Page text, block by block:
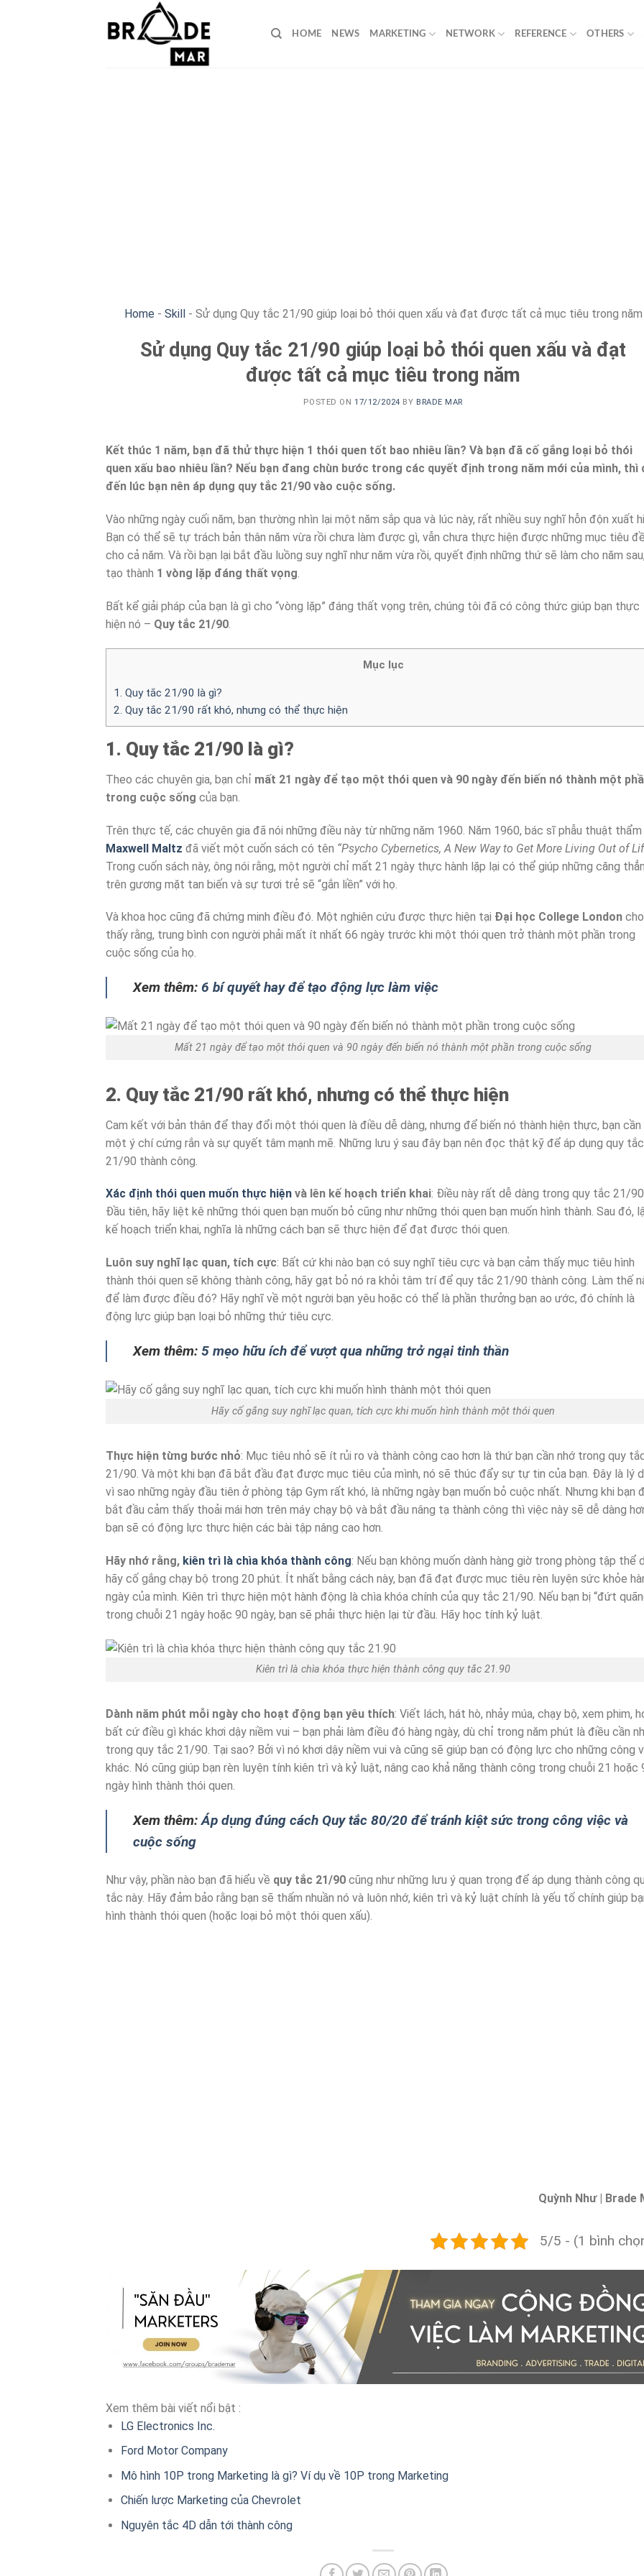
HOME NEWS MARKETING NETWORK REFERENCE OTHERS
Home - Skill- Sử dụng Quy tắc 21/90 giúp loại bỏ thói quen xấu và đạt được tất cả mục tiêu trong năm
Sử dụng Quy tắc 21/90 giúp loại bỏ thói quen xấu và đạt
được tất cả mục tiêu trong năm
POSTED ON17/12/2024 BY BRADE MAR
Kết thúc 1 năm, bạn đã thử thực hiện 1 thói quen tốt bao nhiêu lần? Và bạn đã cố gắng loại bỏ thói
quen xấu bao nhiêu lần? Nếu bạn đang chùn bước trong các quyết định trong năm mới của mình, thì
đến lúc bạn nên áp dụng quy tắc 21/90 vào cuộc sống.
Vào những ngày cuối năm, bạn thường nhìn lại một năm sắp qua và lúc này, rất nhiều suy nghĩ hỗn độn xuất
Bạn có thể sẽ tự trách bản thân năm vừa rồi chưa làm được gì, vẫn chưa thực hiện được những mục tiêu
cho cả năm. Và rồi bạn lại bắt đầu luồng suy nghĩ như năm vừa rồi, quyết định những thứ sẽ làm cho năm sau,
tạo thành 1 vòng lặp đáng thất vọng.
Bất kể giải pháp của bạn là gì cho “vòng lặp” đáng thất vọng trên, chúng tôi đã có công thức giúp bạn thực
hiện nó – Quy tắc 21/90.
Mục lục
1. Quy tắc 21/90 là gì?
2. Quy tắc 21/90 rất khó, nhưng có thể thực hiện
1. Quy tắc 21/90 là gì?
Theo các chuyên gia, bạn chỉ mất 21 ngày để tạo một thói quen và 90 ngày đến biến nó thành một
trong cuộc sống của bạn.
Trên thực tế, các chuyên gia đã nói những điều này từ những năm 1960. Năm 1960, bác sĩ phẫu thuật
Maxwell Maltz đã viết một cuốn sách có tên “Psycho Cybernetics, A New Way to Get More Living Out of
Trong cuốn sách này, ông nói rằng, một người chỉ mất 21 ngày thực hành lặp lại có thể giúp những căng
trên gương mặt tan biến và sự tươi trẻ sẽ “gắn liền” với họ.
Và khoa học cũng đã chứng minh điều đó. Một nghiên cứu được thực hiện tại Đại học College London cho
thấy rằng, trung bình con người phải mất ít nhất 66 ngày trước khi một thói quen trở thành một phần trong
cuộc sống của họ.
Xem thêm: 6 bí quyết hay để tạo động lực làm việc
Mất 21 ngày để tạo một thói quen và 90 ngày đến biến nó thành một phần trong cuộc sống
2. Quy tắc 21/90 rất khó, nhưng có thể thực hiện
Cam kết với bản thân để thay đổi một thói quen là điều dễ dàng, nhưng để biến nó thành hiện thực, bạn cần
một ý chí cứng rắn và sự quyết tâm mạnh mẽ. Những lưu ý sau đây bạn nên đọc thật kỹ để áp dụng quy tắc
21/90 thành công.
Xác định thói quen muốn thực hiện và lên kế hoạch triển khai: Điều này rất dễ dàng trong quy tắc 21/
Đầu tiên, hãy liệt kê những thói quen bạn muốn bỏ cũng như những thói quen bạn muốn hình thành. Sau đó,
kế hoạch triển khai, nghĩa là những cách bạn sẽ thực hiện để đạt được thói quen.
Luôn suy nghĩ lạc quan, tích cực: Bất cứ khi nào bạn có suy nghĩ tiêu cực và bạn cảm thấy mục tiêu hình
thành thói quen sẽ không thành công, hãy gạt bỏ nó ra khỏi tâm trí để quy tắc 21/90 thành công. Làm thế
để làm được điều đó? Hãy nghĩ về một người bạn yêu hoặc có thể là phần thưởng bạn ao ước, đó chính là
động lực giúp bạn loại bỏ những thứ tiêu cực.
Xem thêm: 5 mẹo hữu ích để vượt qua những trở ngại tinh thần
Hãy cố gắng suy nghĩ lạc quan, tích cực khi muốn hình thành một thói quen
Thực hiện từng bước nhỏ: Mục tiêu nhỏ sẽ ít rủi ro và thành công cao hơn là thứ bạn cần nhớ trong quy
21/90. Và một khi bạn đã bắt đầu đạt được mục tiêu của mình, nó sẽ thúc đẩy sự tự tin của bạn. Đây là lý
vì sao những ngày đầu tiên ở phòng tập Gym rất khó, là những ngày bạn muốn bỏ cuộc nhất. Nhưng khi bạn
bắt đầu cảm thấy thoải mái hơn trên máy chạy bộ và bắt đầu nâng tạ thành công thì việc này sẽ dễ dàng
bạn sẽ có động lực thực hiện các bài tập nâng cao hơn.
Hãy nhớ rằng, kiên trì là chìa khóa thành công: Nếu bạn không muốn dành hàng giờ trong phòng tập thể
hãy cố gắng chạy bộ trong 20 phút. Ít nhất bằng cách này, bạn đã đạt được mục tiêu rèn luyện sức khỏe
ngày của mình. Kiên trì thực hiện một hành động là chìa khóa chính của quy tắc 21/90. Nếu bạn bị “đứt
trong chuỗi 21 ngày hoặc 90 ngày, bạn sẽ phải thực hiện lại từ đầu. Hãy học tính kỷ luật.
Kiên trì là chìa khóa thực hiện thành công quy tắc 21.90
Dành năm phút mỗi ngày cho hoạt động bạn yêu thích: Viết lách, hát hò, nhảy múa, chạy bộ, xem phim,
bất cứ điều gì khác khơi dậy niềm vui – bạn phải làm điều đó hàng ngày, dù chỉ trong năm phút là điều cần
trong quy tắc 21/90. Tại sao? Bởi vì nó khơi dậy niềm vui và cũng sẽ giúp bạn có động lực cho những công
khác. Nó cũng giúp bạn rèn luyện tính kiên trì và kỷ luật, nâng cao khả năng thành công trong chuỗi 21 hoặc
ngày hình thành thói quen.
Xem thêm:Áp dụng đúng cách Quy tắc 80/20 để tránh kiệt sức trong công việc và
cuộc sống
Như vậy, phần nào bạn đã hiểu về quy tắc 21/90 cũng như những lưu ý quan trọng để áp dụng thành công
tắc này. Hãy đảm bảo rằng bạn sẽ thấm nhuần nó và luôn nhớ, kiên trì và kỷ luật chính là yếu tố chính giúp
hình thành thói quen (hoặc loại bỏ một thói quen xấu).
Quỳnh Như | Brade
5/5 - (1 bình
Xem thêm bài viết nổi bật :
LG Electronics Inc.
Ford Motor Company
Mô hình 10P trong Marketing là gì? Ví dụ về 10P trong Marketing
Chiến lược Marketing của Chevrolet
Nguyên tắc 4D dẫn tới thành công